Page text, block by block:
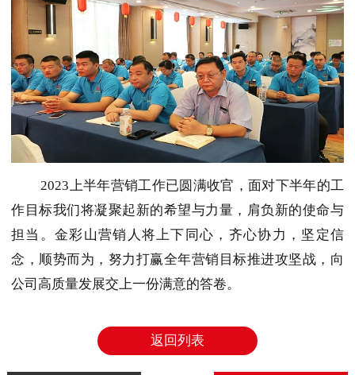
2023上半年营销工作已圆满收官，面对下半年的工
作目标我们将凝聚起新的希望与力量，肩负新的使命与
担当。金彩山营销人将上下同心，齐心协力，坚定信
念，顺势而为，努力打赢全年营销目标推进攻坚战，向
公司高质量发展交上一份满意的答卷。
返回列表